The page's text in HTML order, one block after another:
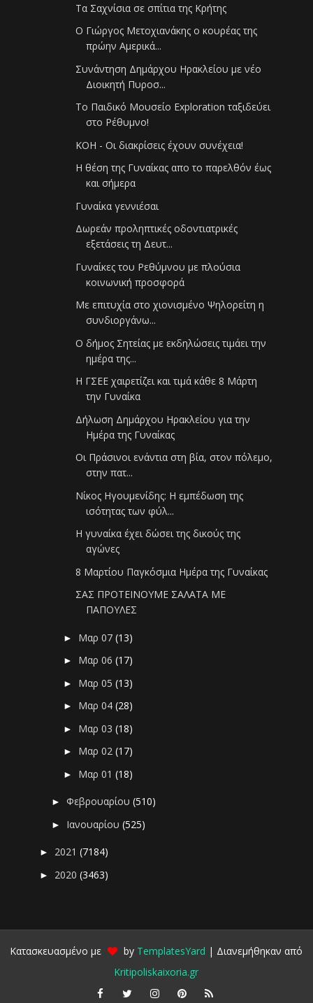
Τα Σαχνίσια σε σπίτια της Κρήτης
Ο Γιώργος Μετοχιανάκης ο κουρέας της
πρώην Αμερικά...
Συνάντηση Δημάρχου Ηρακλείου με νέο
Διοικητή Πυροσ...
Το Παιδικό Μουσείο Exploration ταξιδεύει
στο Ρέθυμνο!
KOH - Οι διακρίσεις έχουν συνέχεια!
Η θέση της Γυναίκας απο το παρελθόν έως
και σήμερα
Γυναίκα γεννιέσαι
Δωρεάν προληπτικές οδοντιατρικές
εξετάσεις τη Δευτ...
Γυναίκες του Ρεθύμνου με πλούσια
κοινωνική προσφορά
Με επιτυχία στο χιονισμένο Ψηλορείτη η
συνδιοργάνω...
Ο δήμος Σητείας με εκδηλώσεις τιμάει την
ημέρα της...
Η ΓΣΕΕ χαιρετίζει και τιμά κάθε 8 Μάρτη
την Γυναίκα
Δήλωση Δημάρχου Ηρακλείου για την
Ημέρα της Γυναίκας
Οι Πράσινοι ενάντια στη βία, στον πόλεμο,
στην πατ...
Νίκος Ηγουμενίδης: Η εμπέδωση της
ισότητας των φύλ...
Η γυναίκα έχει δώσει της δικούς της
αγώνες
8 Μαρτίου Παγκόσμια Ημέρα της Γυναίκας
ΣΑΣ ΠΡΟΤΕΙΝΟΥΜΕ ΣΑΛΑΤΑ ΜΕ
ΠΑΠΟΥΛΕΣ
► Μαρ 07(13)
► Μαρ 06(17)
► Μαρ 05(13)
► Μαρ 04(28)
► Μαρ 03(18)
► Μαρ 02(17)
► Μαρ 01(18)
►Φεβρουαρίου(510)
► Ιανουαρίου(525)
► 2021(7184)
► 2020(3463)
Κατασκευασμένο με by TemplatesYard | Διανεμήθηκαν από
Kritipoliskaixoria.gr